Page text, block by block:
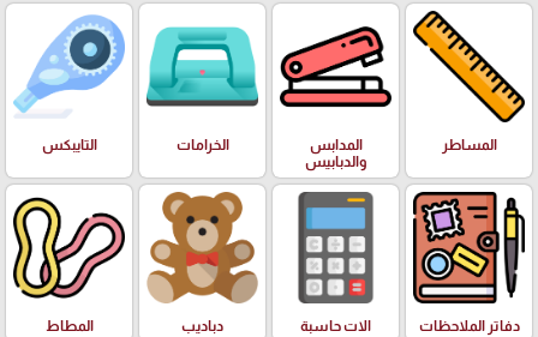
المساطر
المدابس
والدبابيس
الخرامات التايبكس
دفاتر الملاحظات الات حاسبة دباديب المطاط